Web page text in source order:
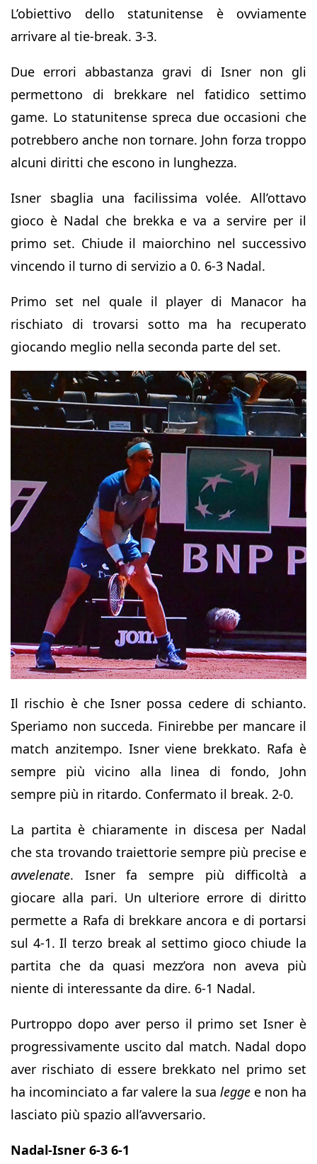
L’obiettivo dello statunitense è ovviamente
arrivare al tie-break. 3-3.
Due errori abbastanza gravi di Isner non gli
permettono di brekkare nel fatidico settimo
game. Lo statunitense spreca due occasioni che
potrebbero anche non tornare. John forza troppo
alcuni diritti che escono in lunghezza.
Isner sbaglia una facilissima volée. All’ottavo
gioco è Nadal che brekka e va a servire per il
primo set. Chiude il maiorchino nel successivo
vincendo il turno di servizio a 0. 6-3 Nadal.
Primo set nel quale il player di Manacor ha
rischiato di trovarsi sotto ma ha recuperato
giocando meglio nella seconda parte del set.
Il rischio è che Isner possa cedere di schianto.
Speriamo non succeda. Finirebbe per mancare il
match anzitempo. Isner viene brekkato. Rafa è
sempre più vicino alla linea di fondo, John
sempre più in ritardo. Confermato il break. 2-0.
La partita è chiaramente in discesa per Nadal
che sta trovando traiettorie sempre più precise e
avvelenate. Isner fa sempre più difficoltà a
giocare alla pari. Un ulteriore errore di diritto
permette a Rafa di brekkare ancora e di portarsi
sul 4-1. Il terzo break al settimo gioco chiude la
partita che da quasi mezz’ora non aveva più
niente di interessante da dire. 6-1 Nadal.
Purtroppo dopo aver perso il primo set Isner è
progressivamente uscito dal match. Nadal dopo
aver rischiato di essere brekkato nel primo set
ha incominciato a far valere la sua legge e non ha
lasciato più spazio all’avversario.
Nadal-Isner 6-3 6-1